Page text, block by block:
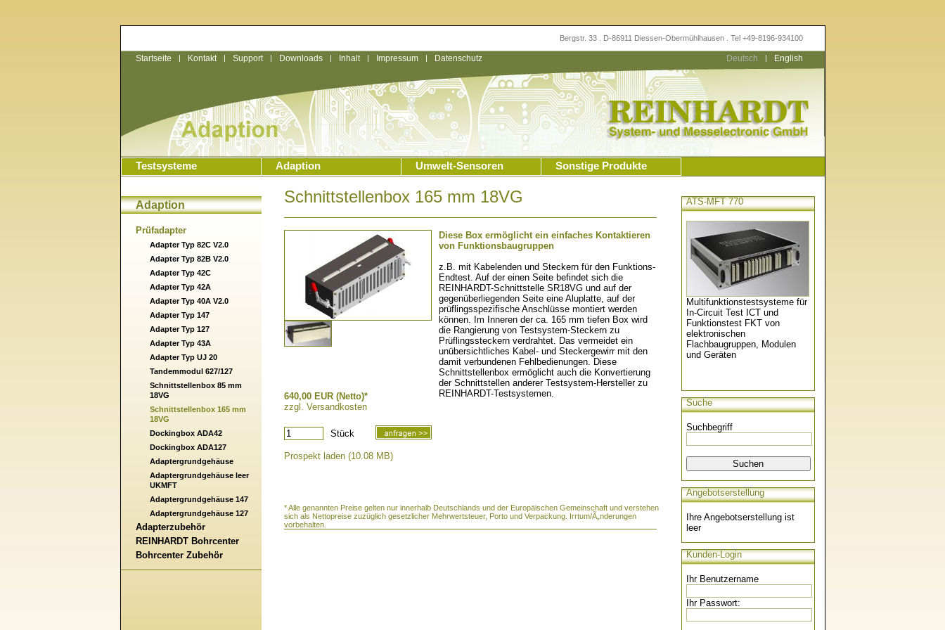
Bergstr. 33 . D-86911 Diessen-Obermühlhausen . Tel +49-8196-934100
Startseite | Kontakt | Support | Downloads | Inhalt | Impressum | Datenschutz Deutsch | English
Testsysteme Adaption Umwelt-Sensoren Sonstige Produkte
Adaption
Prüfadapter
Adapter Typ 82C V2.0
Adapter Typ 82B V2.0
Adapter Typ 42C
Adapter Typ 42A
Adapter Typ 40A V2.0
Adapter Typ 147
Adapter Typ 127
Adapter Typ 43A
Adapter Typ UJ 20
Tandemmodul 627/127
Schnittstellenbox 85 mm
18VG
Schnittstellenbox 165 mm
18VG
Dockingbox ADA42
Dockingbox ADA127
Adaptergrundgehäuse
Adaptergrundgehäuse leer
UKMFT
Adaptergrundgehäuse 147
Adaptergrundgehäuse 127
Adapterzubehör
REINHARDT Bohrcenter
Bohrcenter Zubehör
Schnittstellenbox 165 mm 18VG
640,00 EUR (Netto)*
zzgl. Versandkosten
Stück
Prospekt laden (10.08 MB)
Diese Box ermöglicht ein einfaches Kontaktieren
von Funktionsbaugruppen
z.B. mit Kabelenden und Steckern für den Funktions-
Endtest. Auf der einen Seite befindet sich die
REINHARDT-Schnittstelle SR18VG und auf der
gegenüberliegenden Seite eine Aluplatte, auf der
prüflingsspezifische Anschlüsse montiert werden
können. Im Inneren der ca. 165 mm tiefen Box wird
die Rangierung von Testsystem-Steckern zu
Prüflingssteckern verdrahtet. Das vermeidet ein
unübersichtliches Kabel- und Steckergewirr mit den
damit verbundenen Fehlbedienungen. Diese
Schnittstellenbox ermöglicht auch die Konvertierung
der Schnittstellen anderer Testsystem-Hersteller zu
REINHARDT-Testsystemen.
* Alle genannten Preise gelten nur innerhalb Deutschlands und der Europäischen Gemeinschaft und verstehen
sich als Nettopreise zuzüglich gesetzlicher Mehrwertsteuer, Porto und Verpackung. Irrtum/Ã„nderungen
vorbehalten.
ATS-MFT 770
Multifunktionstestsysteme für
In-Circuit Test ICT und
Funktionstest FKT von
elektronischen
Flachbaugruppen, Modulen
und Geräten
Suche
Suchbegriff
Angebotserstellung
Ihre Angebotserstellung ist
leer
Kunden-Login
Ihr Benutzername
Ihr Passwort: